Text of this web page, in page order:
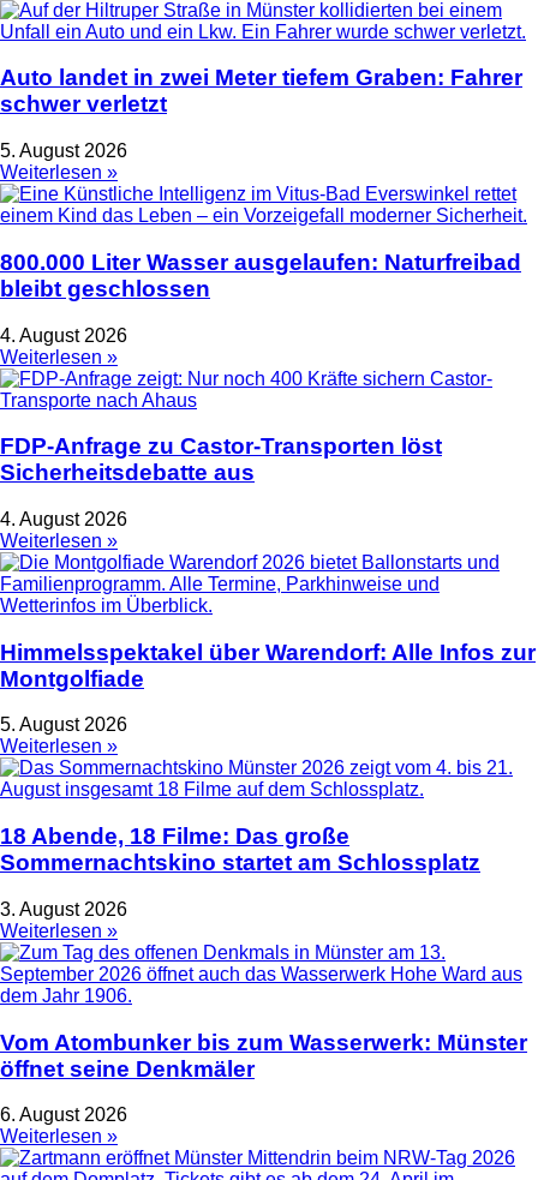
Auto landet in zwei Meter tiefem Graben: Fahrer
schwer verletzt
5. August 2026
Weiterlesen »
800.000 Liter Wasser ausgelaufen: Naturfreibad
bleibt geschlossen
4. August 2026
Weiterlesen »
FDP-Anfrage zu Castor-Transporten löst
Sicherheitsdebatte aus
4. August 2026
Weiterlesen »
Himmelsspektakel über Warendorf: Alle Infos zur
Montgolfiade
5. August 2026
Weiterlesen »
18 Abende, 18 Filme: Das große
Sommernachtskino startet am Schlossplatz
3. August 2026
Weiterlesen »
Vom Atombunker bis zum Wasserwerk: Münster
öffnet seine Denkmäler
6. August 2026
Weiterlesen »